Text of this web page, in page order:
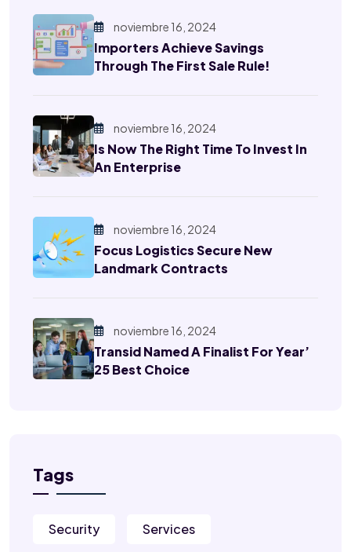
noviembre 16, 2024
Importers Achieve Savings
Through The First Sale Rule!
noviembre 16, 2024
Is Now The Right Time To Invest In
An Enterprise
noviembre 16, 2024
Focus Logistics Secure New
Landmark Contracts
noviembre 16, 2024
Transid Named A Finalist For Year’
25 Best Choice
Tags
Security Services